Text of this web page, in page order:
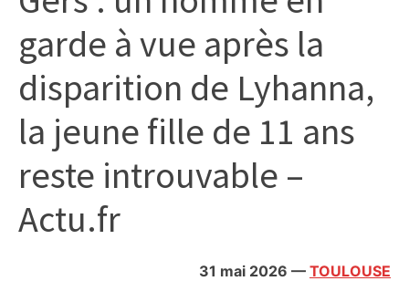
politique,
météo,
divers
initiatives
citoyennes
garde à vue après la
disparition de Lyhanna,
la jeune fille de 11 ans
reste introuvable –
Actu.fr
31 mai 2026 — TOULOUSE